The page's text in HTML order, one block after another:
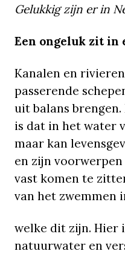
Gelukkig zijn er in
Een ongeluk zit in
Kanalen en
passerende
uit balans
is dat in het water
maar kan
en zijn
vast komen te
van het zwemmen
welke dit zijn. Hier
natuurwater en